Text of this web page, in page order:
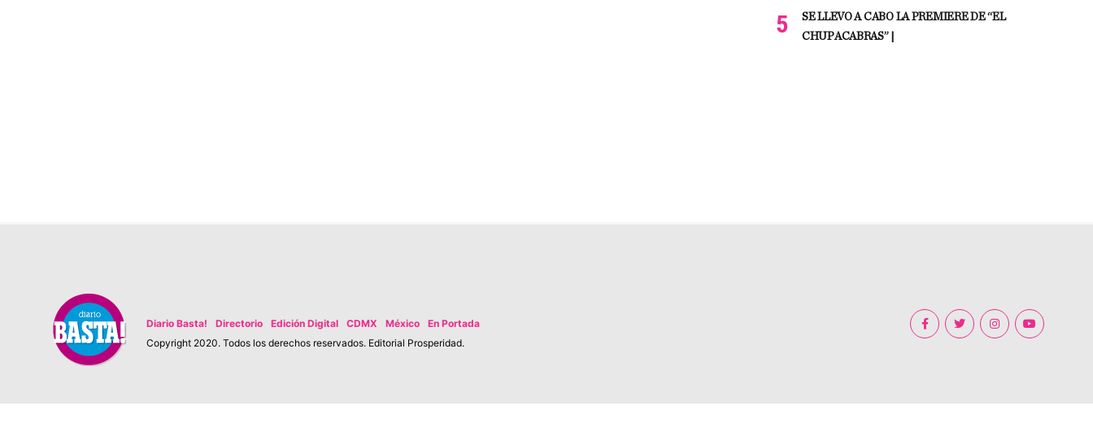
SE LLEVO A CABO LA PREMIERE DE “EL
CHUPACABRAS” |
Diario Basta! Directorio Edición Digital CDMX México
En Portada
Copyright 2020. Todos los derechos reservados. Editorial Prosperidad.